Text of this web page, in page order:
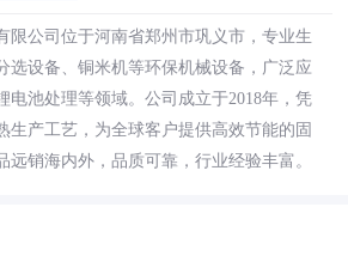
限公司位于河南省郑州市巩义市，专业生
选设备、铜米机等环保机械设备，广泛应
电池处理等领域。公司成立于2018年，凭
生产工艺，为全球客户提供高效节能的固
远销海内外，品质可靠，行业经验丰富。